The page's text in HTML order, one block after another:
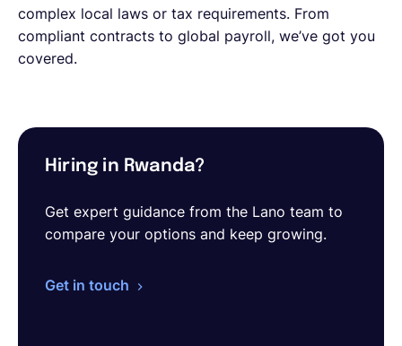
complex local laws or tax requirements. From
compliant contracts to global payroll, we’ve got you
covered.
Hiring in Rwanda?
Get expert guidance from the Lano team to
compare your options and keep growing.
Get in touch